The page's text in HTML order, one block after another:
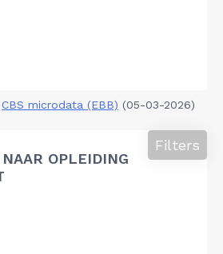
CBS microdata (EBB) (05-03-2026)
OPLEIDING
Filters